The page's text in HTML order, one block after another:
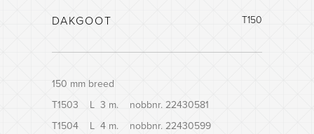
DAKGOOT T150
150 mm breed
T1503 L 3 m. nobbnr. 22430581
T1504 L 4 m. nobbnr. 22430599